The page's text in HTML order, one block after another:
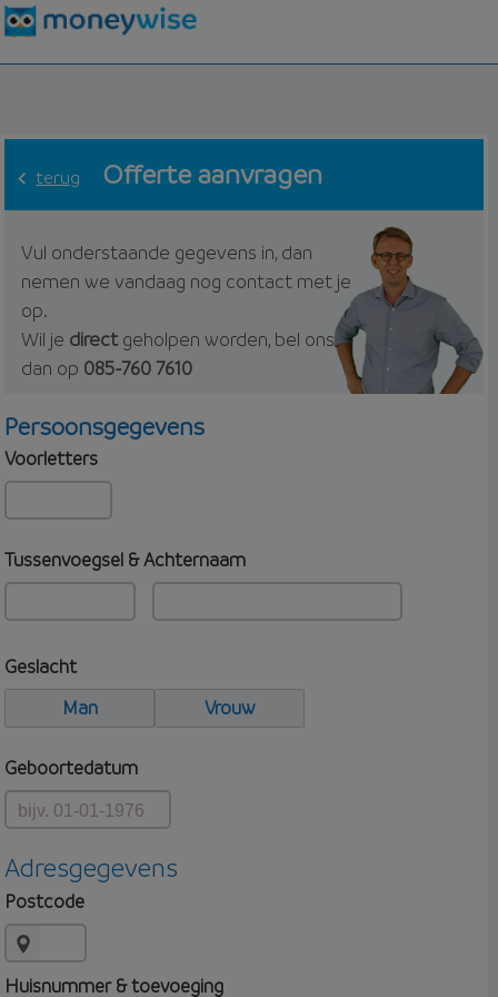
terug Offerte aanvragen
Vul onderstaande gegevens in, dan
nemen we vandaag nog contact met je
op.
Wil je directgeholpen worden, bel ons
dan op 085-760 7610
Persoonsgegevens
Voorletters
Tussenvoegsel & Achternaam
Geslacht
Man
Vrouw
Geboortedatum
Adresgegevens
Postcode
Huisnummer & toevoeging